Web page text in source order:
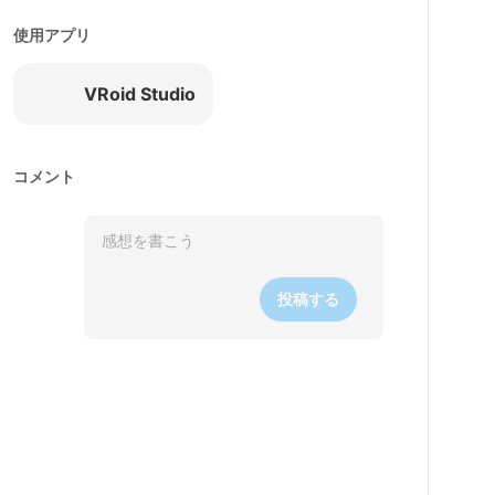
使用アプリ
VRoid Studio
コメント
投稿する